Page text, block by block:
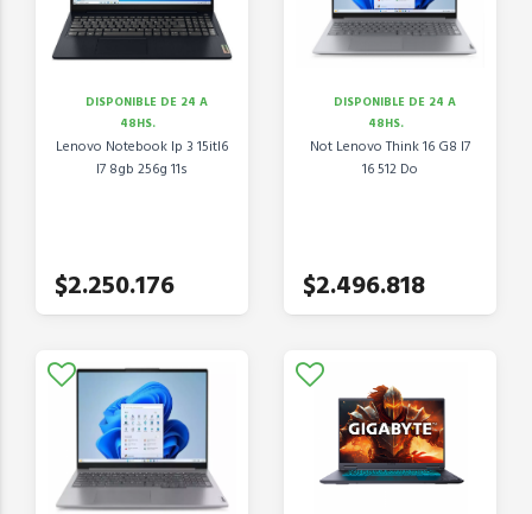
DISPONIBLE DE 24 A
48HS.
Lenovo Notebook Ip 3 15itl6
I7 8gb 256g 11s
$2.250.176
DISPONIBLE DE 24 A
48HS.
Not Lenovo Think 16 G8 I7
16 512 Do
$2.496.818